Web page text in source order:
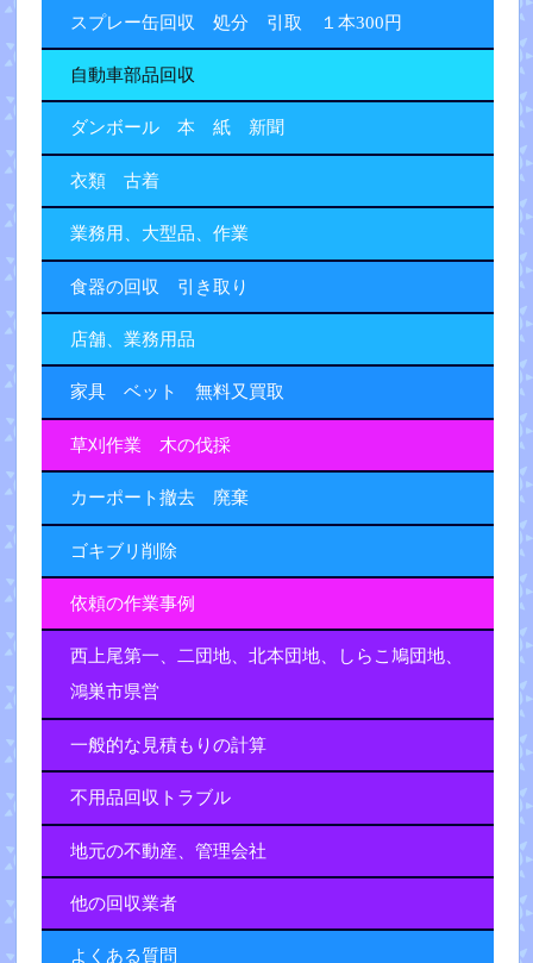
スプレー缶回収 処分 引取 １本300円
自動車部品回収
ダンボール 本 紙 新聞
衣類 古着
業務用、大型品、作業
食器の回収 引き取り
店舗、業務用品
家具 ベット 無料又買取
草刈作業 木の伐採
カーポート撤去 廃棄
ゴキブリ削除
依頼の作業事例
西上尾第一、二団地、北本団地、しらこ鳩団地、
鴻巣市県営
一般的な見積もりの計算
不用品回収トラブル
地元の不動産、管理会社
他の回収業者
よくある質問